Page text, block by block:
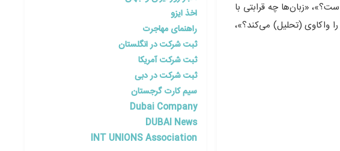
«زبان‌ها چه قرابتی با
واکاوی (تحلیل) می‌کند؟»،
اخذ ایزو
راهنمای مهاجرت
ثبت شرکت در انگلستان
ثبت شرکت آمریکا
ثبت شرکت در دبی
سیم کارت گرجستان
Dubai Company
DUBAI News
INT UNIONS Association